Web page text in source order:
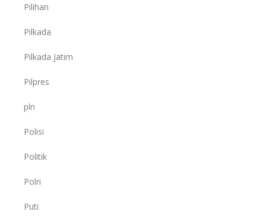
Pilihan
Pilkada
Pilkada Jatim
Pilpres
pln
Polisi
Politik
Polri
Puti